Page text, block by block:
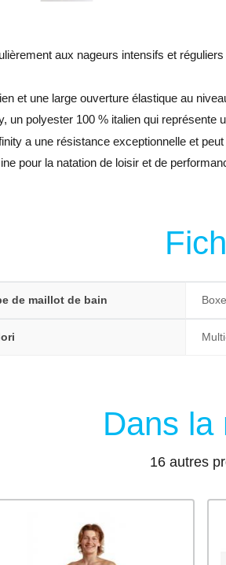
aux nageurs intensifs et
et une large ouverture élastique au
un polyester 100 % italien qui
a une résistance exceptionnelle et
pour la natation de loisir et de
de maillot de bain
Dans la
16 autres